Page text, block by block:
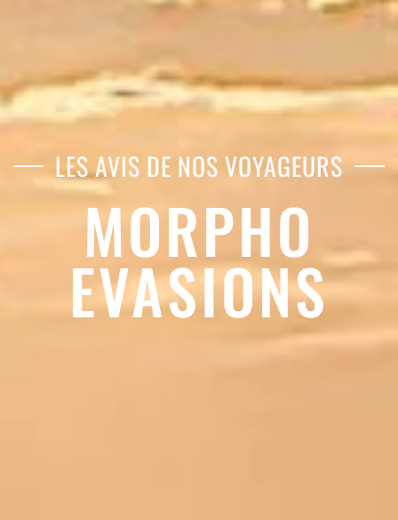
LES AVIS DE NOS VOYAGEURS
MORPHO
EVASIONS